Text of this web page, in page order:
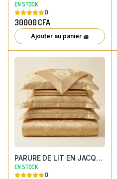
EN STOCK
0
30000 CFA
Ajouter au panier 🧺
PARURE DE LIT EN JACQUARD SATINE ARABESQUE KING SIZE 220X240 DOREE (Ensemble 6 pièces – housse de couette, drap plat et 4 taies d'oreiller)
EN STOCK
0